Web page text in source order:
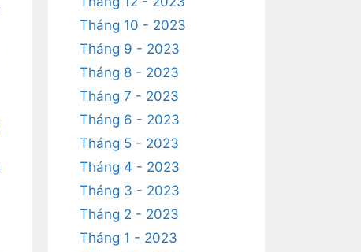
Tháng 10 - 2023
Tháng 9 - 2023
Tháng 8 - 2023
Tháng 7 - 2023
Tháng 6 - 2023
Tháng 5 - 2023
Tháng 4 - 2023
Tháng 3 - 2023
Tháng 2 - 2023
Tháng 1 - 2023